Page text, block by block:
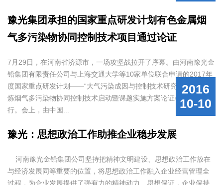
豫光集团承担的国家重点研发计划有色金属烟
气多污染物协同控制技术项目通过论证
7月29日，在河南省济源市，一场攻坚战拉开了序幕。由河南豫光金
铅集团有限责任公司与上海交通大学等10家单位联合申请的2017年
度国家重点研发计划——“大气污染成因与控制技术研究专项”有色冶
炼烟气多污染物协同控制技术启动暨课题实施方案论证会成功举
行。会上，由中国...
2016
10-10
豫光：思想政治工作助推企业稳步发展
河南豫光金铅集团公司坚持把精神文明建设、思想政治工作放在
与经济发展同等重要的位置，将思想政治工作融入企业经营管理全
过程，为企业发展提供了强有力的精神动力、思想保证，企业保持